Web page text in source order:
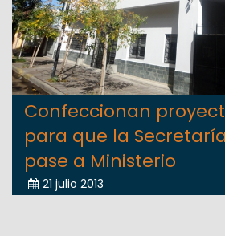
Confeccionan
para que la
pase a Ministerio
21 julio 2013